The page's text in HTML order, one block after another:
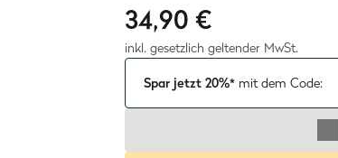
34,90 €
inkl. gesetzlich geltender MwSt.
Spar jetzt 20%* mit dem Code: